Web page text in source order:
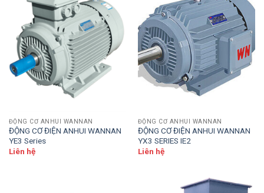
ĐỘNG CƠ ANHUI WANNAN
ĐỘNG CƠ ĐIỆN ANHUI WANNAN
YE3 Series
Liên hệ
ĐỘNG CƠ ANHUI WANNAN
ĐỘNG CƠ ĐIỆN ANHUI WANNAN
YX3 SERIES IE2
Liên hệ